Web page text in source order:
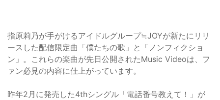
指原莉乃が手がけるアイドルグループ≒JOYが新たにリリ
ースした配信限定曲「僕たちの歌」と「ノンフィクショ
ン」。これらの楽曲が先日公開されたMusic Videoは、フ
ァン必見の内容に仕上がっています。
昨年2月に発売した4thシングル「電話番号教えて！」が